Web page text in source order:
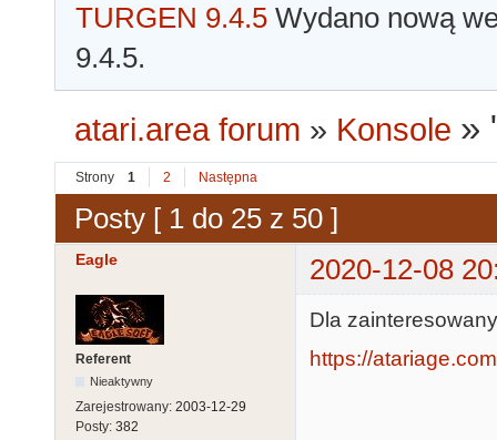
TURGEN 9.4.5 Wydano nową
9.4.5.
atari.area forum » Konsole »
Strony 1 2 Następna
Posty [ 1 do 25 z 50 ]
Eagle 2020-12-08
Referent
Nieaktywny
Zarejestrowany: 2003-12-29
Posty: 382
Dla
https://